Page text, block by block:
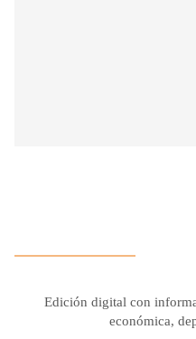
Edición digital con
económica,